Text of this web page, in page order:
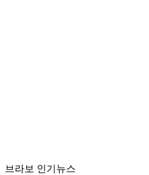
브라보 인기뉴스